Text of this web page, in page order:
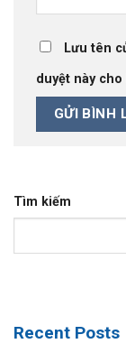
Lưu tên
duyệt này
Tìm kiếm
Recent Posts